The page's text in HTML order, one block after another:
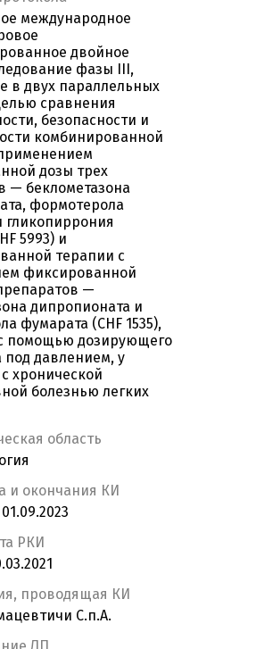
международное
двойное
фазы III,
в двух параллельных
сравнения
безопасности и
комбинированной
дозы трех
— беклометазона
формотерола
гликопиррония
5993) и
терапии с
фиксированной
—
дипропионата и
фумарата (CHF 1535),
помощью дозирующего
под давлением, у
хронической
болезнью легких
область
и окончания КИ
РКИ
проводящая КИ
С.п.А.